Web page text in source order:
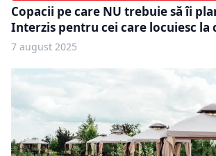
Copacii pe care NU trebuie să îi
Interzis pentru cei care locuiesc la
7 august 2025